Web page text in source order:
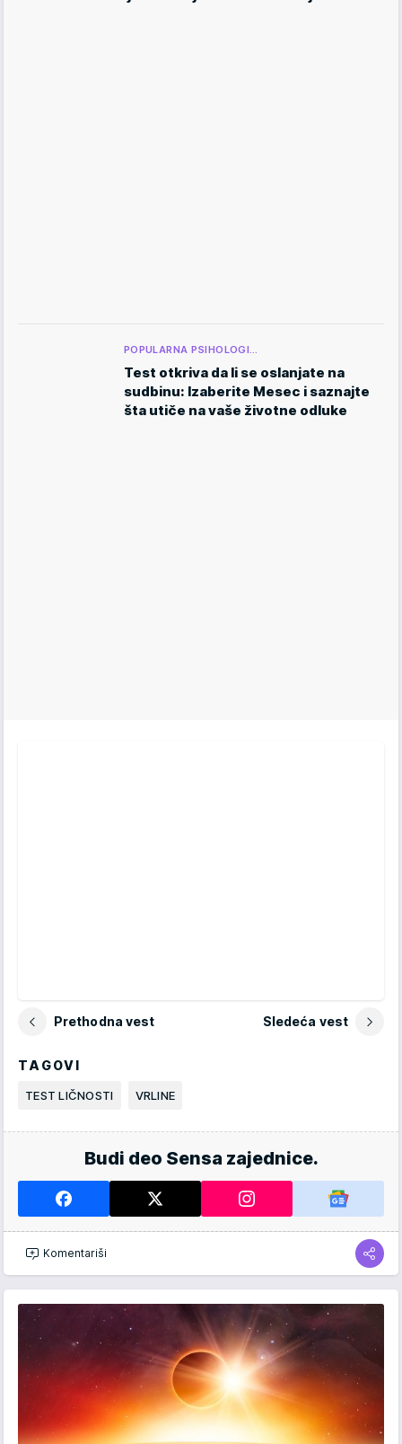
POPULARNA PSIHOLOGI…
Test otkriva da li se oslanjate na
sudbinu: Izaberite Mesec i saznajte
šta utiče na vaše životne odluke
Prethodna vest Sledeća vest
TAGOVI
TEST LIČNOSTI VRLINE
Budi deo Sensa zajednice.
Komentariši